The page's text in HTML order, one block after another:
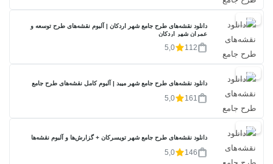
20%
دانلود نقشه‌های طرح جامع شهر اردکان | آلبوم نقشه‌های طرح توسعه و
عمران شهر اردکان
112
5,0
20%
دانلود نقشه‌های طرح جامع شهر میبد | آلبوم کامل نقشه‌های طرح جامع
161
5,0
20%
دانلود نقشه‌های طرح جامع شهر تویسرکان + گزارش‌ها و آلبوم نقشه‌ها
146
5,0